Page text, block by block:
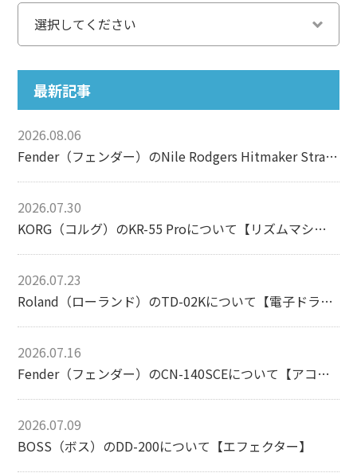
最新記事
2026.08.06
Fender（フェンダー）のNile Rodgers Hitmaker Stratocasterについて【エレキギター】
2026.07.30
KORG（コルグ）のKR-55 Proについて【リズムマシン】
2026.07.23
Roland（ローランド）のTD-02Kについて【電子ドラム】
2026.07.16
Fender（フェンダー）のCN-140SCEについて【アコースティックギター】
2026.07.09
BOSS（ボス）のDD-200について【エフェクター】